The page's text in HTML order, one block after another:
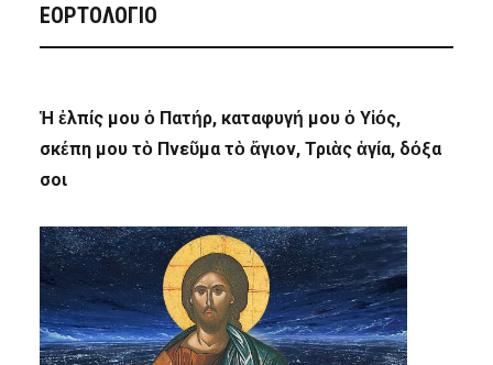
ΕΟΡΤΟΛΟΓΙΟ
Ἡ ἐλπίς μου ὁ Πατήρ, καταφυγή μου ὁ Υἱός,
σκέπη μου τὸ Πνεῦμα τὸ ἅγιον, Τριὰς ἁγία, δόξα
σοι